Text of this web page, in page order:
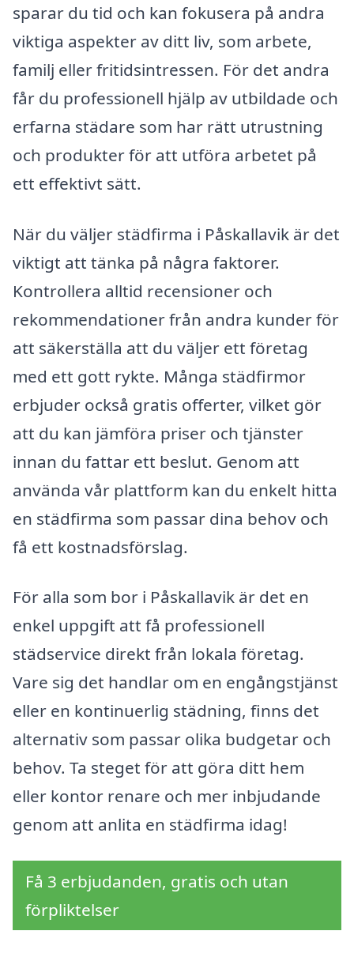
sparar du tid och kan fokusera på andra
viktiga aspekter av ditt liv, som arbete,
familj eller fritidsintressen. För det andra
får du professionell hjälp av utbildade och
erfarna städare som har rätt utrustning
och produkter för att utföra arbetet på
ett effektivt sätt.
När du väljer städfirma i Påskallavik är det
viktigt att tänka på några faktorer.
Kontrollera alltid recensioner och
rekommendationer från andra kunder för
att säkerställa att du väljer ett företag
med ett gott rykte. Många städfirmor
erbjuder också gratis offerter, vilket gör
att du kan jämföra priser och tjänster
innan du fattar ett beslut. Genom att
använda vår plattform kan du enkelt hitta
en städfirma som passar dina behov och
få ett kostnadsförslag.
För alla som bor i Påskallavik är det en
enkel uppgift att få professionell
städservice direkt från lokala företag.
Vare sig det handlar om en engångstjänst
eller en kontinuerlig städning, finns det
alternativ som passar olika budgetar och
behov. Ta steget för att göra ditt hem
eller kontor renare och mer inbjudande
genom att anlita en städfirma idag!
Få 3 erbjudanden, gratis och utan
förpliktelser